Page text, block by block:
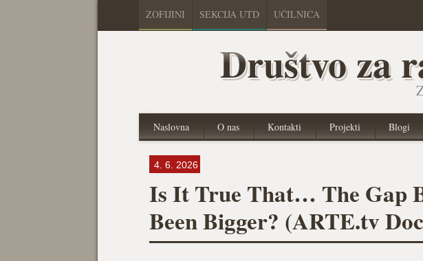
ZOFIJINI SEKCIJA UTD UČILNICA
Društvo za
Naslovna O nas Kontakti Projekti Blogi
4. 6. 2026
Is It True That… The Gap
Been Bigger? (ARTE.tv